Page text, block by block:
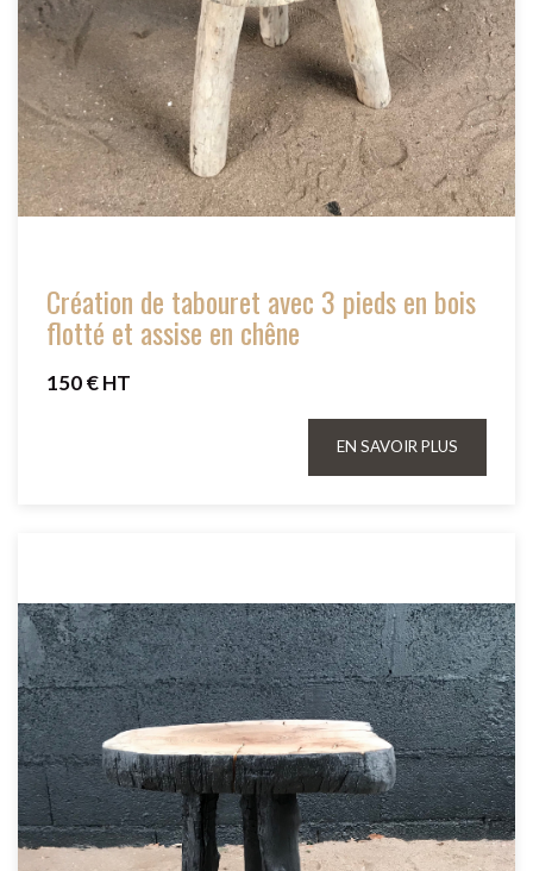
Création de tabouret avec 3 pieds en bois
flotté et assise en chêne
150 € HT
EN SAVOIR PLUS